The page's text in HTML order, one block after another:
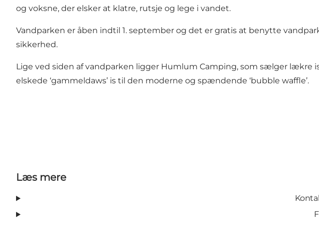
og voksne, der elsker at klatre, rutsje og lege i vandet.
Vandparken er åben indtil 1. september og det er gratis at benytte
sikkerhed.
Lige ved siden af vandparken ligger Humlum Camping, som sælger lækre
elskede ‘gammeldaws’ is til den moderne og spændende ‘bubble waffle’.
Læs mere